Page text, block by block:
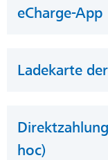
eCharge-App
Ladekarte
hoc)